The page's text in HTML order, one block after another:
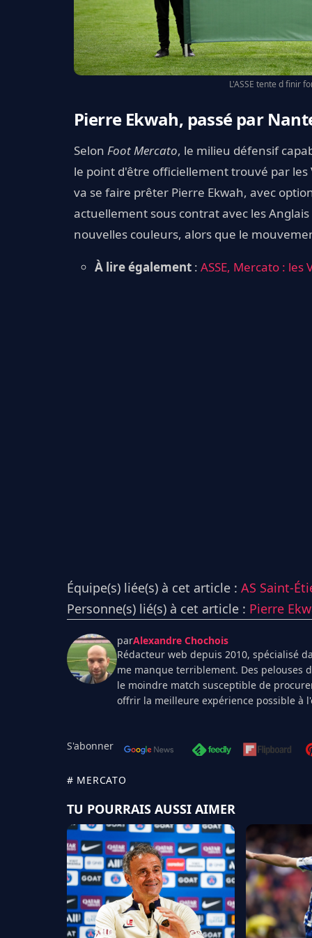
L'ASSE tente d finir
Pierre Ekwah, passé par
Selon Foot Mercato, le milieu défensif
le point d'être officiellement trouvé par
va se faire prêter Pierre Ekwah, avec
actuellement sous contrat avec les
nouvelles couleurs, alors que le
À lire également : ASSE, Mercato :
Équipe(s) liée(s) à cet article : AS Saint-
Personne(s) lié(s) à cet article : Pierre
parAlexandre Chochois
Rédacteur web depuis 2010, spécialisé
me manque terriblement. Des pelouses
le moindre match susceptible de
offrir la meilleure expérience possible à
S'abonner
# MERCATO
TU POURRAIS AUSSI AIMER